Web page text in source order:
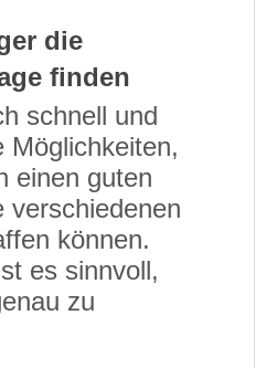
die
finden
schnell und
Möglichkeiten,
einen guten
verschiedenen
können.
es sinnvoll,
zu